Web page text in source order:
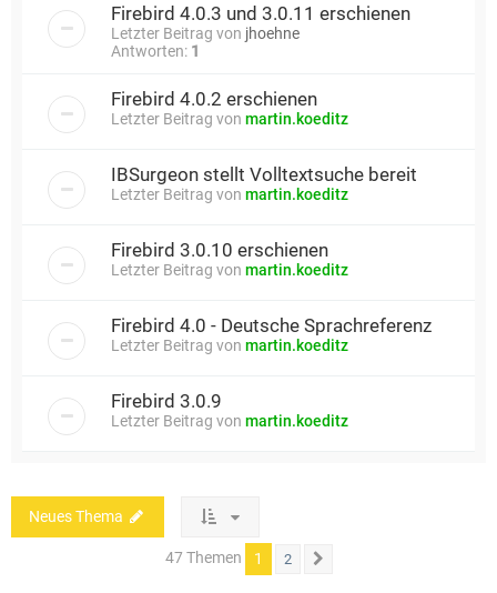
Firebird 4.0.3 und 3.0.11 erschienen
Letzter Beitrag von jhoehne
Antworten: 1
Firebird 4.0.2 erschienen
Letzter Beitrag von martin.koeditz
IBSurgeon stellt Volltextsuche bereit
Letzter Beitrag von martin.koeditz
Firebird 3.0.10 erschienen
Letzter Beitrag von martin.koeditz
Firebird 4.0 - Deutsche Sprachreferenz
Letzter Beitrag von martin.koeditz
Firebird 3.0.9
Letzter Beitrag von martin.koeditz
Neues Thema
47 Themen 1 2